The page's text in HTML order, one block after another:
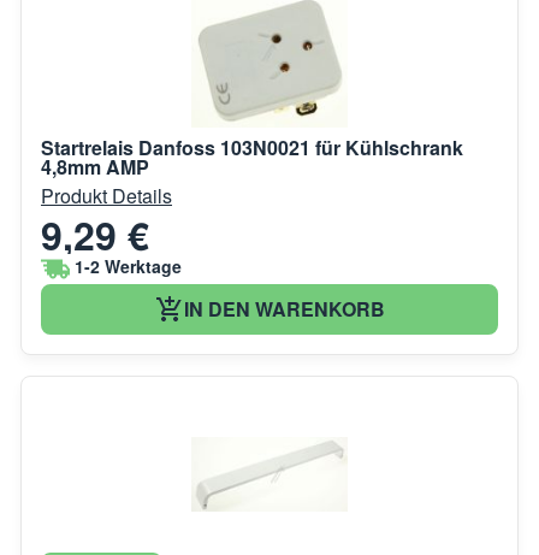
Startrelais Danfoss 103N0021 für Kühlschrank
4,8mm AMP
Produkt Details
9,29 €
1-2 Werktage
IN DEN WARENKORB